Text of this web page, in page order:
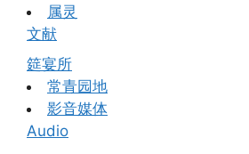
属灵
文献
筵宴所
常青园地
影音媒体
Audio